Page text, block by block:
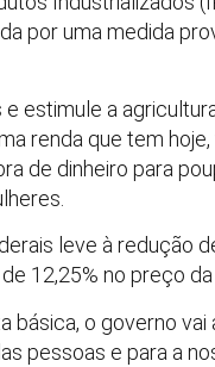
por uma medida
estimule a
renda que tem
de dinheiro para
leve à redução
12,25% no preço
o governo
pessoas e para a